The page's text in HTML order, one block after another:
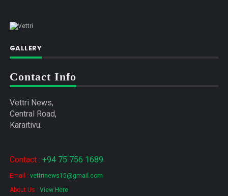
GALLERY
Contact Info
Vettri News,
Central Road,
Karaitivu.
Contact : +94 75 756 1689
Email : vettrinews15@gmail.com
About Us : View Here